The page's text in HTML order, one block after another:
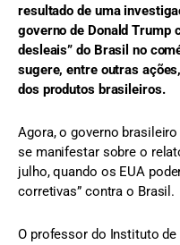
resultado de uma
governo de Donald Trump
desleais” do Brasil no
sugere, entre outras
dos produtos brasileiros.
Agora, o governo
se manifestar sobre o
julho, quando os EUA
corretivas” contra o Brasil.
O professor do Instituto